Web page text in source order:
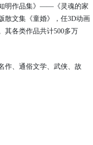
明作品集》 ——《灵魂的家
散文集《童婚》 ， 任3D动画
其各类作品共计500多万
作、通俗文学、武侠、故